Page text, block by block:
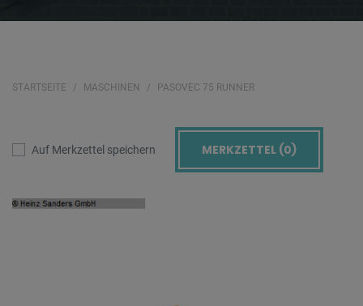
STARTSEITE MASCHINEN PASOVEC 75 RUNNER
Auf Merkzettel speichern MERKZETTEL (0)